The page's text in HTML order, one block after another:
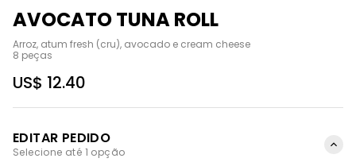
AVOCATO TUNA ROLL
Arroz, atum fresh (cru), avocado e cream cheese
8 peças
US$ 12.40
EDITAR PEDIDO
Selecione até 1 opção